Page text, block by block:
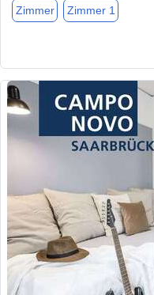
Zimmer Zimmer 1